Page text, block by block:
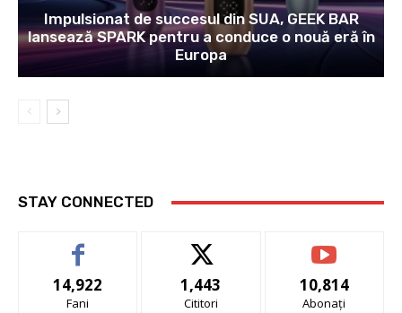
Impulsionat de succesul din SUA, GEEK BAR
lansează SPARK pentru a conduce o nouă eră în
Europa
STAY CONNECTED
14,922
Fani
1,443
Cititori
10,814
Abonați